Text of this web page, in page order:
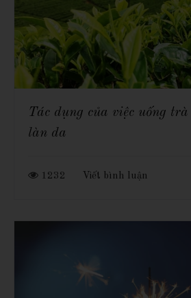
Tác dụng của việc uống
làn da
1232 Viết bình luận